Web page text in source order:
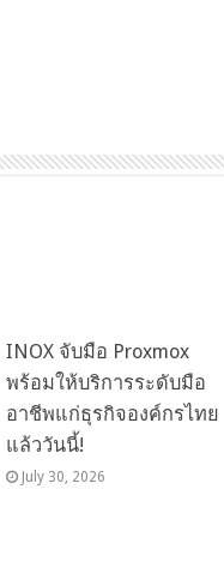
INOX จับมือ Proxmox
พร้อมให้บริการระดับมือ
อาชีพแก่ธุรกิจองค์กรไทย
แล้ววันนี้!
July 30, 2026